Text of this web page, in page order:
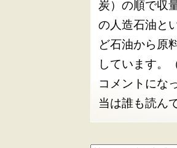
炭）の順で収
の人造石油と
ど石油から原
しています。
コメントにな
当は誰も読ん